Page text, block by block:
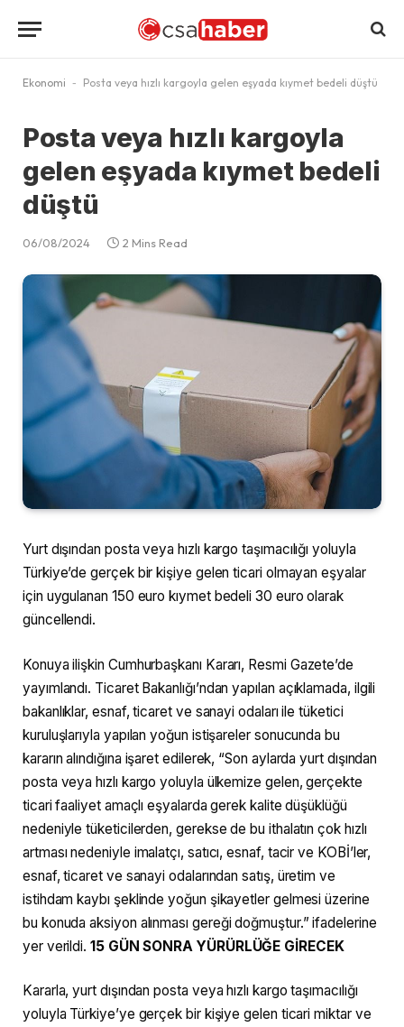
Ekonomi - Posta veya hızlı kargoyla gelen eşyada kıymet bedeli düştü
Posta veya hızlı kargoyla
gelen eşyada kıymet bedeli
düştü
06/08/2024 2 Mins Read
Yurt dışından posta veya hızlı kargo taşımacılığı yoluyla
Türkiye’de gerçek bir kişiye gelen ticari olmayan eşyalar
için uygulanan 150 euro kıymet bedeli 30 euro olarak
güncellendi.
Konuya ilişkin Cumhurbaşkanı Kararı, Resmi Gazete’de
yayımlandı. Ticaret Bakanlığı’ndan yapılan açıklamada, ilgili
bakanlıklar, esnaf, ticaret ve sanayi odaları ile tüketici
kuruluşlarıyla yapılan yoğun istişareler sonucunda bu
kararın alındığına işaret edilerek, “Son aylarda yurt dışından
posta veya hızlı kargo yoluyla ülkemize gelen, gerçekte
ticari faaliyet amaçlı eşyalarda gerek kalite düşüklüğü
nedeniyle tüketicilerden, gerekse de bu ithalatın çok hızlı
artması nedeniyle imalatçı, satıcı, esnaf, tacir ve KOBİ’ler,
esnaf, ticaret ve sanayi odalarından satış, üretim ve
istihdam kaybı şeklinde yoğun şikayetler gelmesi üzerine
bu konuda aksiyon alınması gereği doğmuştur.” ifadelerine
yer verildi.15 GÜN SONRA YÜRÜRLÜĞE GİRECEK
Kararla, yurt dışından posta veya hızlı kargo taşımacılığı
yoluyla Türkiye’ye gerçek bir kişiye gelen ticari miktar ve